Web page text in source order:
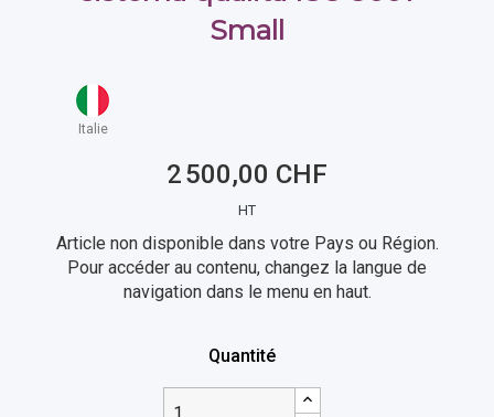
Small
Italie
2 500,00 CHF
HT
Article non disponible dans votre Pays ou Région.
Pour accéder au contenu, changez la langue de
navigation dans le menu en haut.
Quantité